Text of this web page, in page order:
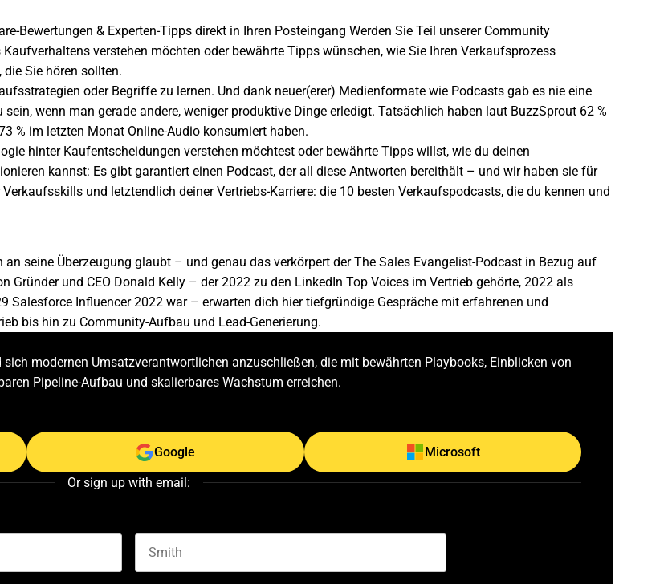
Bewertungen & Experten-Tipps direkt in Ihren Posteingang Werden Sie Teil unserer Community
verstehen möchten oder bewährte Tipps wünschen, wie Sie Ihren Verkaufsprozess
Sie hören sollten.
oder Begriffe zu lernen. Und dank neuer(erer) Medienformate wie Podcasts gab es nie eine
wenn man gerade andere, weniger produktive Dinge erledigt. Tatsächlich haben laut BuzzSprout 62 %
% im letzten Monat Online-Audio konsumiert haben.
hinter Kaufentscheidungen verstehen möchtest oder bewährte Tipps willst, wie du deinen
kannst: Es gibt garantiert einen Podcast, der all diese Antworten bereithält – und wir haben sie für
und letztendlich deiner Vertriebs-Karriere: die 10 besten Verkaufspodcasts, die du kennen und
seine Überzeugung glaubt – und genau das verkörpert derThe Sales Evangelist-Podcast in Bezug auf
Gründer und CEO Donald Kelly – der 2022 zu den LinkedIn Top Voices im Vertrieb gehörte, 2022 als
Salesforce Influencer 2022 war – erwarten dich hier tiefgründige Gespräche mit erfahrenen und
bis hin zu Community-Aufbau und Lead-Generierung.
modernen Umsatzverantwortlichen anzuschließen, die mit bewährten Playbooks, Einblicken von
Pipeline-Aufbau und skalierbares Wachstum erreichen.
Google Microsoft
Or sign up with email: